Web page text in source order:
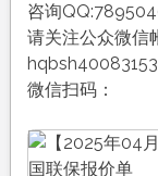
咨询
请关注公众微信
微信扫码：